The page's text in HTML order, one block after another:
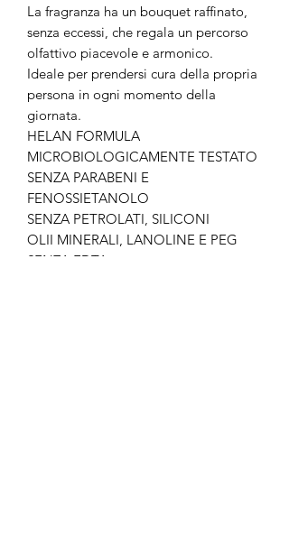
La fragranza ha un bouquet raffinato,
senza eccessi, che regala un percorso
olfattivo piacevole e armonico.
Ideale per prendersi cura della propria
persona in ogni momento della
giornata.
HELAN FORMULA
MICROBIOLOGICAMENTE TESTATO
SENZA PARABENI E
FENOSSIETANOLO
SENZA PETROLATI, SILICONI
OLII MINERALI, LANOLINE E PEG
SENZA EDTA